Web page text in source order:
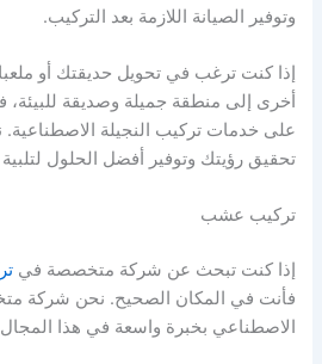
وتوفير الصيانة اللازمة بعد التركيب.
إذا كنت ترغب في تحويل حديقتك أو
أخرى إلى منطقة جميلة وصديقة للبيئة،
على خدمات تركيب النجيلة
تحقيق رؤيتك وتوفير أفضل الحلول لتلبية
تركيب عشب
إذا كنت تبحث عن شركة متخصصة في
فأنت في المكان الصحيح. نحن شركة
الاصطناعي بخبرة واسعة في هذا